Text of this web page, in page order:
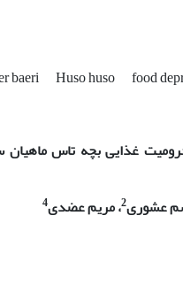
baeri Huso huso food
غذایی بچه تاس
عشوری2، مریم عضدی4